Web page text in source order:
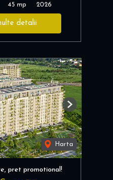
45 mp 2026
detalii
Harta
Next
pret promotional!